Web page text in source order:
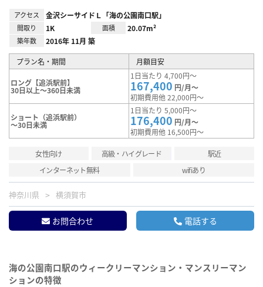
アクセス 金沢シーサイドＬ「海の公園南口駅」
間取り 1K 面積 20.07m²
築年数 2016年 11月 築
プラン名・期間 月額目安
ロング【追浜駅前】
30日以上～360日未満
1日当たり 4,700円～
167,400 円/月～
初期費用他 22,000円～
ショート（追浜駅前）
～30日未満
1日当たり 5,000円～
176,400 円/月～
初期費用他 16,500円～
女性向け 高級・ハイグレード
駅近
インターネット無料
wifiあり
神奈川県 横須賀市
お問合わせ 電話する
海の公園南口駅のウィークリーマンション・マンスリーマン
ションの特徴